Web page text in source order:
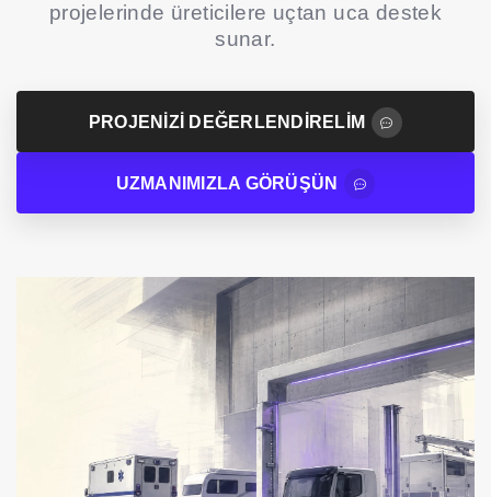
projelerinde üreticilere uçtan uca destek
sunar.
PROJENIZI DEĞERLENDIRELIM
UZMANIMIZLA GÖRÜŞÜN